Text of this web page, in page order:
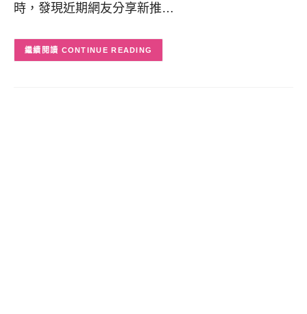
時，發現近期網友分享新推…
CONTINUE READING